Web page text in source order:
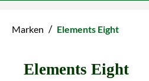
Marken / Elements Eight
Elements Eight